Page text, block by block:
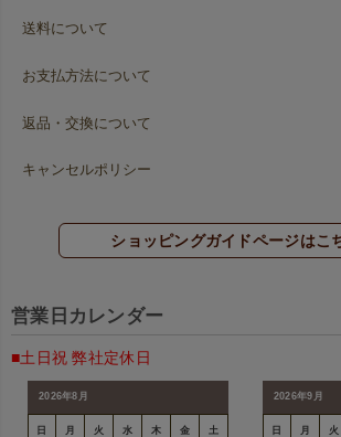
送料について
お支払方法について
返品・交換について
キャンセルポリシー
ショッピングガイドページはこ
営業日カレンダー
■土日祝 弊社定休日
2026年8月
日 月 火 水 木 金 土
2026年9月
日 月 火